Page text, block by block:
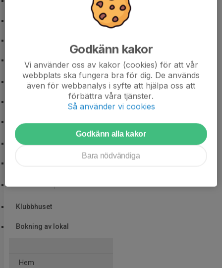
Hockeygymnasiegrupp LIU
Bli medlem
Camper
Camper
Klubbhuset
Klubbhuset
Bokning av lokal
Hem
Godkänn kakor
Vi använder oss av kakor (cookies) för att vår
webbplats ska fungera bra för dig. De används
även för webbanalys i syfte att hjälpa oss att
förbättra våra tjänster.
Så använder vi cookies
Godkänn alla kakor
Bara nödvändiga